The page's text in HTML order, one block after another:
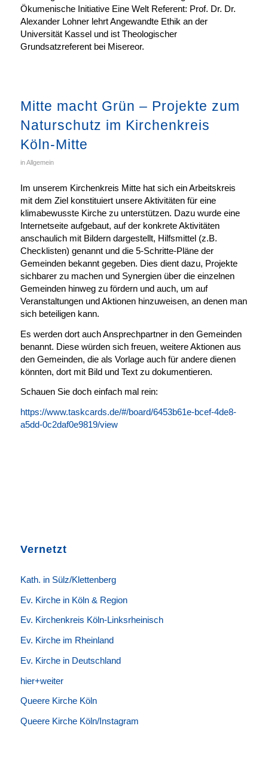
Ökumenische Initiative Eine Welt Referent: Prof. Dr. Dr.
Alexander Lohner lehrt Angewandte Ethik an der
Universität Kassel und ist Theologischer
Grundsatzreferent bei Misereor.
Mitte macht Grün – Projekte zum
Naturschutz im Kirchenkreis
Köln-Mitte
inAllgemein
Im unserem Kirchenkreis Mitte hat sich ein Arbeitskreis
mit dem Ziel konstituiert unsere Aktivitäten für eine
klimabewusste Kirche zu unterstützen. Dazu wurde eine
Internetseite aufgebaut, auf der konkrete Aktivitäten
anschaulich mit Bildern dargestellt, Hilfsmittel (z.B.
Checklisten) genannt und die 5-Schritte-Pläne der
Gemeinden bekannt gegeben. Dies dient dazu, Projekte
sichbarer zu machen und Synergien über die einzelnen
Gemeinden hinweg zu fördern und auch, um auf
Veranstaltungen und Aktionen hinzuweisen, an denen man
sich beteiligen kann.
Es werden dort auch Ansprechpartner in den Gemeinden
benannt. Diese würden sich freuen, weitere Aktionen aus
den Gemeinden, die als Vorlage auch für andere dienen
könnten, dort mit Bild und Text zu dokumentieren.
Schauen Sie doch einfach mal rein:
https://www.taskcards.de/#/board/6453b61e-bcef-4de8-
a5dd-0c2daf0e9819/view
Vernetzt
Kath. in Sülz/Klettenberg
Ev. Kirche in Köln & Region
Ev. Kirchenkreis Köln-Linksrheinisch
Ev. Kirche im Rheinland
Ev. Kirche in Deutschland
hier+weiter
Queere Kirche Köln
Queere Kirche Köln/Instagram